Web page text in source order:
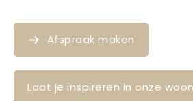
Afspraak maken
Laat je inspireren in onze